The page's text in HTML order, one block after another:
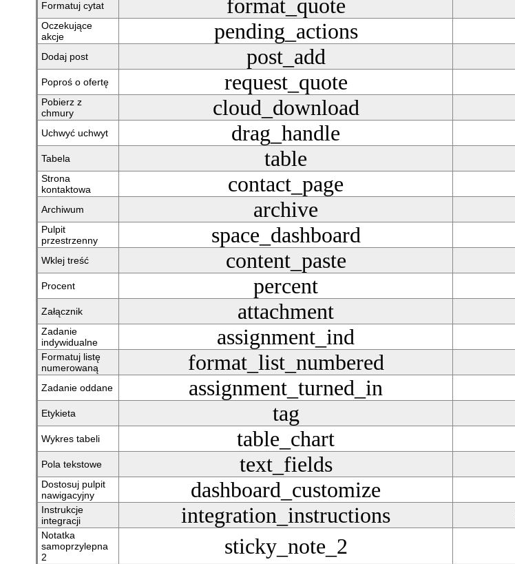
Formatuj cytat format_quote
Oczekujące
akcje
pending_actions
Dodaj post post_add
Poproś o ofertę request_quote
Pobierz z
chmury
cloud_download
Uchwyć uchwyt drag_handle
Tabela table
Strona
kontaktowa
contact_page
Archiwum archive
Pulpit
przestrzenny
space_dashboard
Wklej treść content_paste
Procent percent
Załącznik attachment
Zadanie
indywidualne
assignment_ind
Formatuj listę
numerowaną
format_list_numbered
Zadanie oddane assignment_turned_in
Etykieta tag
Wykres tabeli table_chart
Pola tekstowe text_fields
Dostosuj pulpit
nawigacyjny
dashboard_customize
Instrukcje
integracji
integration_instructions
Notatka
samoprzylepna
2
sticky_note_2